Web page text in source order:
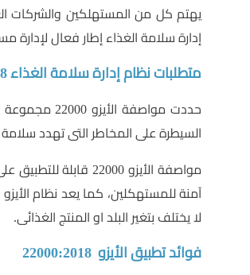
يهتم كل من المستهلكين والشركات
إدارة سلامة الغذاء إطار فعال لإدارة
متطلبات نظام إدارة سلامة الغذاء ISO 22000:2018
حددت
السيطرة على المخاطر التى تهدد
مواصفة الأيزو
لا يختلف بتغير البلد او المنتج الغذائى.
فوائد تطبيق الأيزو 22000:2018